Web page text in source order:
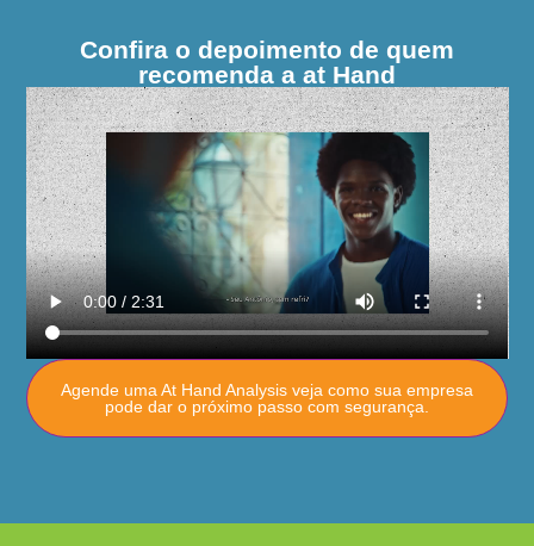
Confira o depoimento de quem
recomenda a at Hand
Agende uma At Hand Analysis veja como sua empresa
pode dar o próximo passo com segurança.